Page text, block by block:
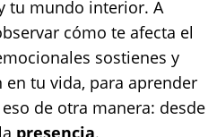
tu mundo interior. A
cómo te afecta el
sostienes y
tu vida, para aprender
de otra manera: desde